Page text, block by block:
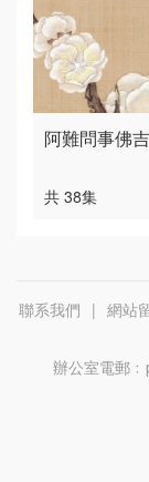
阿難問事佛
共 38集
聯系我們 | 網站
辦公室電郵﹕